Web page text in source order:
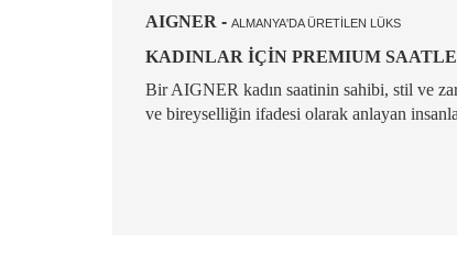
AIGNER - ALMANYA'DA ÜRETİLEN LÜKS
KADINLAR İÇİN PREMIUM
Bir AIGNER kadın saatinin sahibi, stil ve
ve bireyselliğin ifadesi olarak anlayan